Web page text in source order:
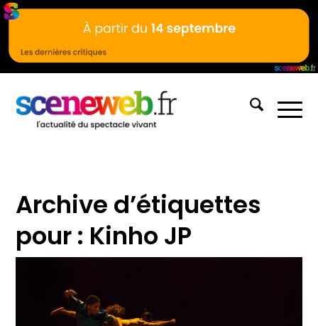
Archive d’étiquettes
pour : Kinho JP